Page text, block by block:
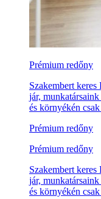
Prémium redőny
Szakembert
jár,
és környékén
Prémium redőny
Prémium redőny
Szakembert
jár,
és környékén